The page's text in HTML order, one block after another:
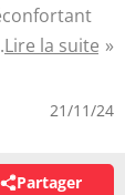
aux
du
Lire la suite
21/11/24
Partager